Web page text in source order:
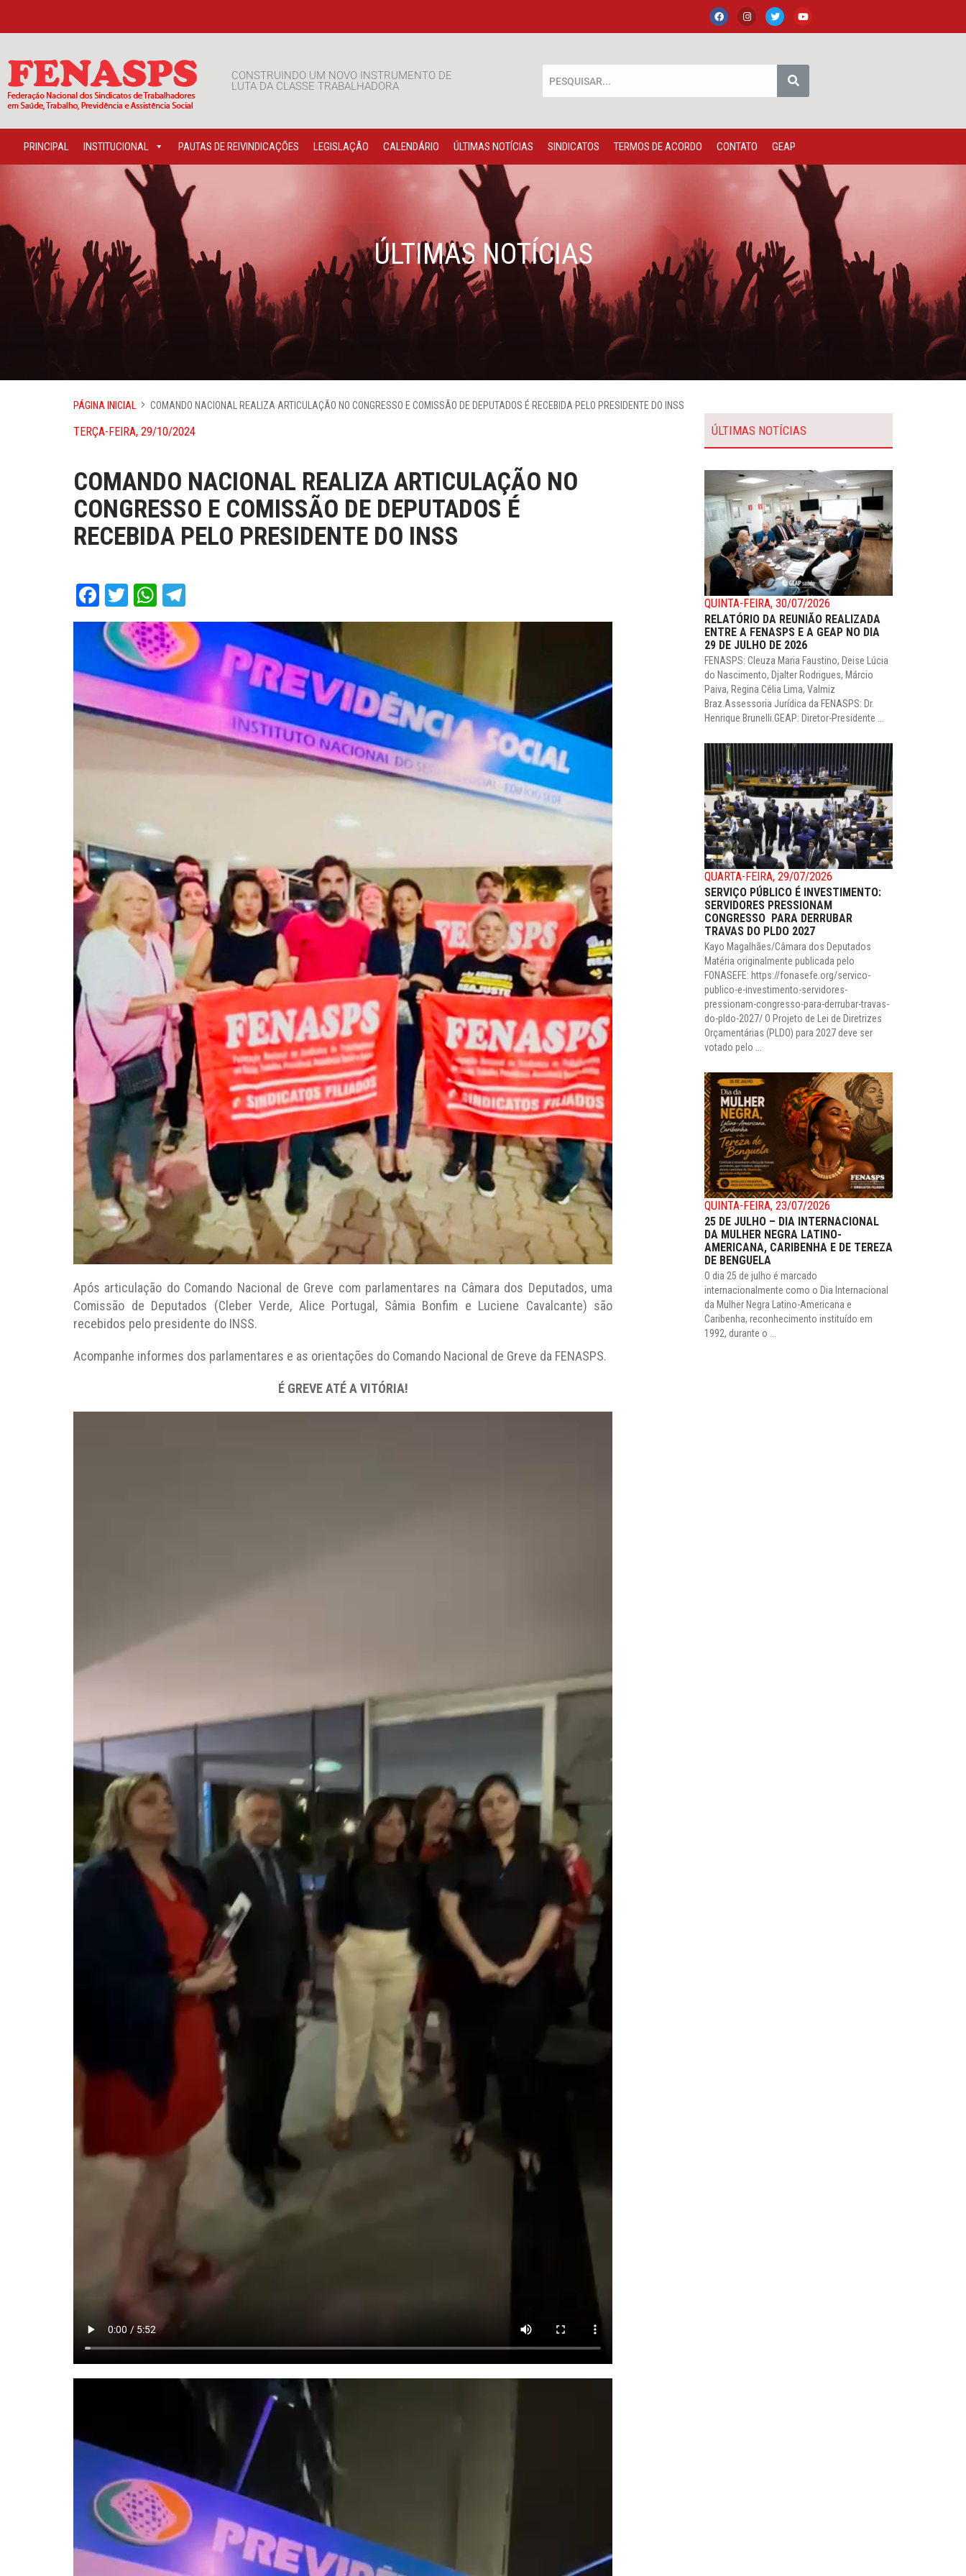
CONSTRUINDO UM NOVO INSTRUMENTO DE
LUTA DA CLASSE TRABALHADORA
PRINCIPAL INSTITUCIONAL PAUTAS DE REIVINDICAÇÕES LEGISLAÇÃO CALENDÁRIO ÚLTIMAS NOTÍCIAS SINDICATOS TERMOS DE ACORDO CONTATO GEAP
ÚLTIMAS NOTÍCIAS
PÁGINA INICIAL COMANDO NACIONAL REALIZA ARTICULAÇÃO NO CONGRESSO E COMISSÃO DE DEPUTADOS É RECEBIDA PELO PRESIDENTE DO INSS
TERÇA-FEIRA, 29/10/2024
COMANDO NACIONAL REALIZA ARTICULAÇÃO NO
CONGRESSO E COMISSÃO DE DEPUTADOS É
RECEBIDA PELO PRESIDENTE DO INSS
Facebook
TwitterWhatsApp
Após articulação do Comando Nacional de Greve com parlamentares na Câmara dos Deputados, uma
Comissão de Deputados (Cleber Verde, Alice Portugal, Sâmia Bonfim e Luciene Cavalcante) são
recebidos pelo presidente do INSS.
Acompanhe informes dos parlamentares e as orientações do Comando Nacional de Greve da FENASPS.
É GREVE ATÉ A VITÓRIA!
ÚLTIMAS NOTÍCIAS
QUINTA-FEIRA, 30/07/2026
RELATÓRIO DA REUNIÃO REALIZADA
ENTRE A FENASPS E A GEAP NO DIA
29 DE JULHO DE 2026
FENASPS: Cleuza Maria Faustino, Deise Lúcia
do Nascimento, Djalter Rodrigues, Márcio
Paiva, Regina Célia Lima, Valmiz
Braz.Assessoria Jurídica da FENASPS: Dr.
Henrique Brunelli.GEAP: Diretor-Presidente ...
QUARTA-FEIRA, 29/07/2026
SERVIÇO PÚBLICO É INVESTIMENTO:
SERVIDORES PRESSIONAM
CONGRESSO PARA DERRUBAR
TRAVAS DO PLDO 2027
Kayo Magalhães/Câmara dos Deputados
Matéria originalmente publicada pelo
FONASEFE: https://fonasefe.org/servico-
publico-e-investimento-servidores-
pressionam-congresso-para-derrubar-travas-
do-pldo-2027/ O Projeto de Lei de Diretrizes
Orçamentárias (PLDO) para 2027 deve ser
votado pelo ...
QUINTA-FEIRA, 23/07/2026
25 DE JULHO – DIA INTERNACIONAL
DA MULHER NEGRA LATINO-
AMERICANA, CARIBENHA E DE TEREZA
DE BENGUELA
O dia 25 de julho é marcado
internacionalmente como o Dia Internacional
da Mulher Negra Latino-Americana e
Caribenha, reconhecimento instituído em
1992, durante o ...